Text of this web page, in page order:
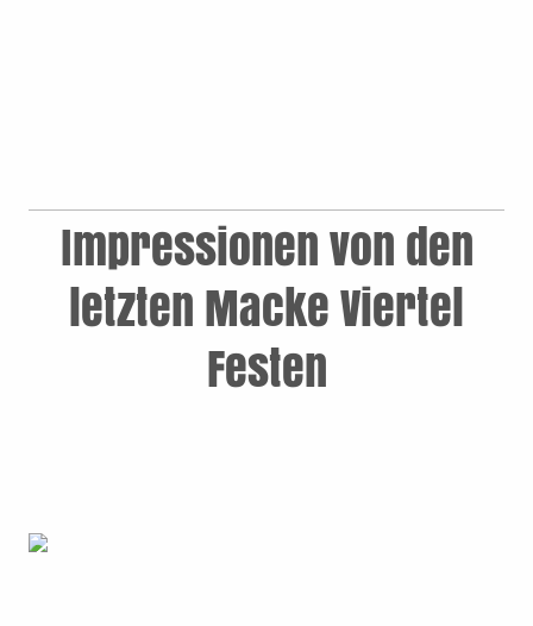
Impressionen von den
letzten Macke Viertel
Festen